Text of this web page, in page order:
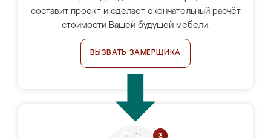
составит проект и сделает окончательный расчёт
стоимости Вашей будущей мебели.
ВЫЗВАТЬ ЗАМЕРЩИКА